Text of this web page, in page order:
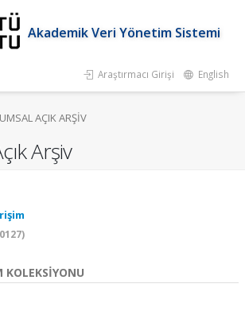
Akademik Veri Yönetim Sistemi
Araştırmacı Girişi English
AÇIK ARŞIV
Arşiv
KOLEKSIYONU